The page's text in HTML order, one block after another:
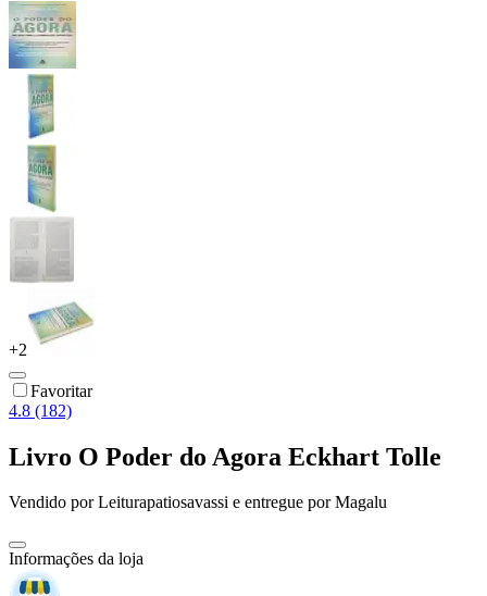
+2
Favoritar
4.8 (182)
Livro O Poder do Agora Eckhart Tolle
Vendido porLeiturapatiosavassi e entregue por Magalu
Informações da loja